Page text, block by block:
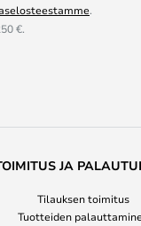
.
€.
JA
Tilauksen toimitus
Tuotteiden